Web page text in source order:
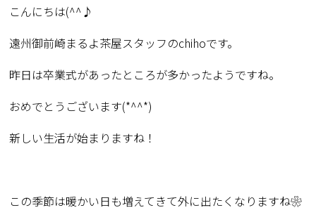
こんにちは(^^♪
遠州御前崎まるよ茶屋スタッフのchihoです。
昨日は卒業式があったところが多かったようですね。
おめでとうございます(*^^*)
新しい生活が始まりますね！
この季節は暖かい日も増えてきて外に出たくなりますね❀